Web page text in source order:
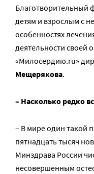
Благотворительный
детям и взрослым с
особенностях
деятельности своей
«Милосердию.ru»
Мещерякова.
– Насколько редко
– В мире один такой
пятнадцать тысяч
Минздрава России
несовершенным